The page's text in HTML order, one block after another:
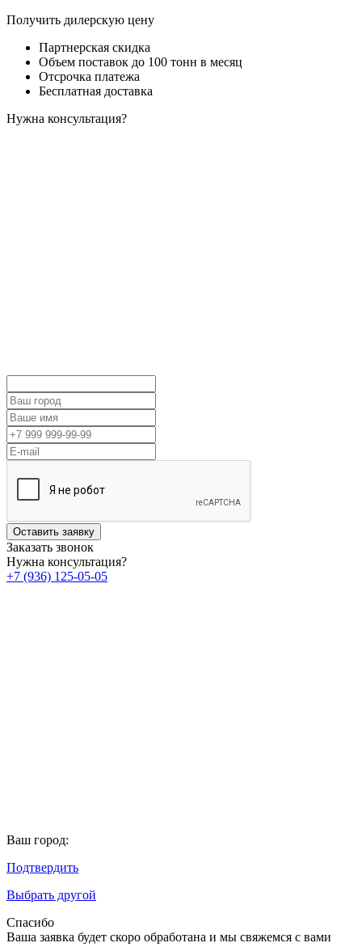
Получить дилерскую цену
Партнерская скидка
Объем поставок до 100 тонн в месяц
Отсрочка платежа
Бесплатная доставка
Нужна консультация?
Оставить заявку
Заказать звонок
Нужна консультация?
+7 (936) 125-05-05
Ваш город:
Подтвердить
Выбрать другой
Спасибо
Ваша заявка будет скоро обработана и мы свяжемся с вами